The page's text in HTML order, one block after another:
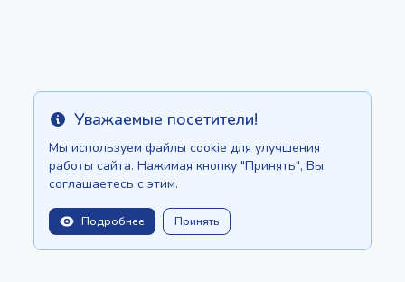
Info Уважаемые посетители!
Мы используем файлы cookie для улучшения
работы сайта. Нажимая кнопку "Принять", Вы
соглашаетесь с этим.
Подробнее Принять